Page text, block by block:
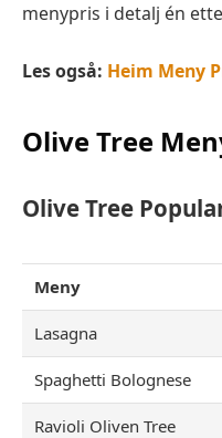
menypris i detalj én
Les også: Heim Meny
Olive Tree
Olive Tree
Meny
Lasagna
Spaghetti Bolognese
Ravioli Oliven Tree